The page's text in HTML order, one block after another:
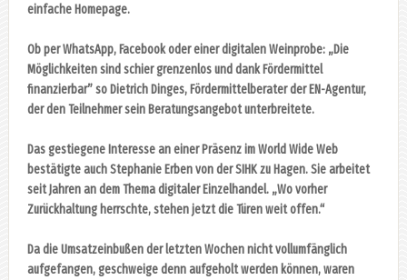
einfache Homepage.
Ob per WhatsApp, Facebook oder einer digitalen Weinprobe: „Die
Möglichkeiten sind schier grenzenlos und dank Fördermittel
finanzierbar” so Dietrich Dinges, Fördermittelberater der EN-Agentur,
der den Teilnehmer sein Beratungsangebot unterbreitete.
Das gestiegene Interesse an einer Präsenz im World Wide Web
bestätigte auch Stephanie Erben von der SIHK zu Hagen. Sie arbeitet
seit Jahren an dem Thema digitaler Einzelhandel. „Wo vorher
Zurückhaltung herrschte, stehen jetzt die Türen weit offen.“
Da die Umsatzeinbußen der letzten Wochen nicht vollumfänglich
aufgefangen, geschweige denn aufgeholt werden können, waren